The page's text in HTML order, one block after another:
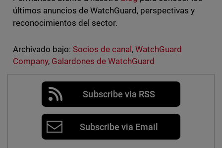
últimos anuncios de WatchGuard, perspectivas y
reconocimientos del sector.
Archivado bajo: Socios de canal,WatchGuard
Company, Galardones de WatchGuard
Subscribe via RSS
Subscribe via Email